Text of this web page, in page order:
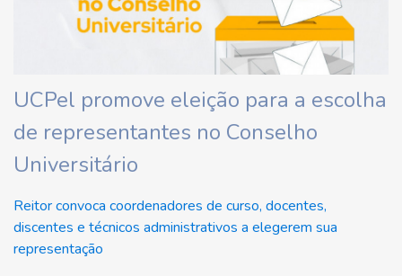
UCPel promove eleição para a escolha
de representantes no Conselho
Universitário
Reitor convoca coordenadores de curso, docentes,
discentes e técnicos administrativos a elegerem sua
representação